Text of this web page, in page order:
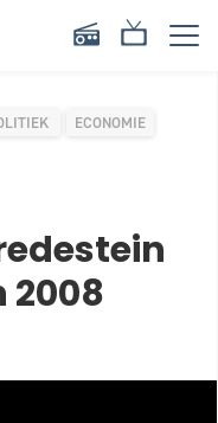
ECONOMIE
2008